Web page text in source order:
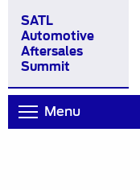
SATL
Automotive
Aftersales
Summit
Menu